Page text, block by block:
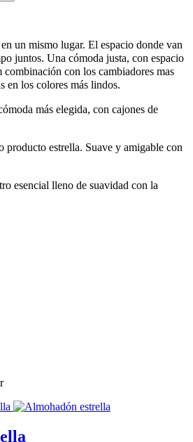
un mismo lugar. El espacio donde van
juntos. Una cómoda justa, con espacio
con los cambiadores mas
en los colores más lindos.
más elegida, con cajones de
producto estrella. Suave y amigable con
esencial lleno de suavidad con la